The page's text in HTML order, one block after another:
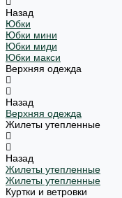
Назад
Юбки
Юбки мини
Юбки миди
Юбки макси
Верхняя одежда
Назад
Верхняя одежда
Жилеты утепленные
Назад
Жилеты утепленные
Жилеты утепленные
Куртки и ветровки